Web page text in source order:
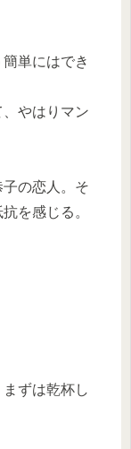
単にはでき
やはりマン
の恋人。そ
を感じる。
まずは乾杯し